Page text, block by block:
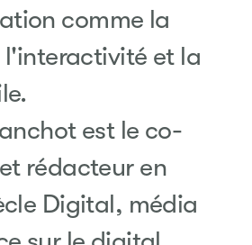
comme la
et la
est le co-
rédacteur en
Digital, média